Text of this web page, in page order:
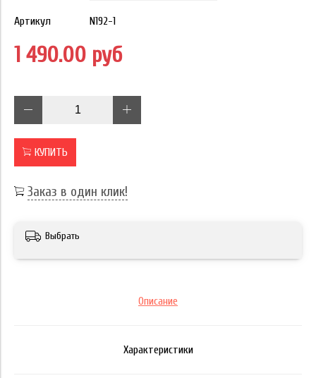
Артикул N192-1
1 490.00 руб
КУПИТЬ
Заказ в один клик!
Выбрать
Описание
Характеристики